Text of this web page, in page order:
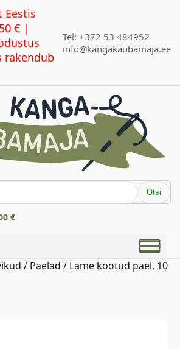
Eestis
€ |
rakendub
Tel: +372 53 484952
info@kangakaubamaja.ee
Otsi
€
/ Paelad / Lame kootud pael, 10